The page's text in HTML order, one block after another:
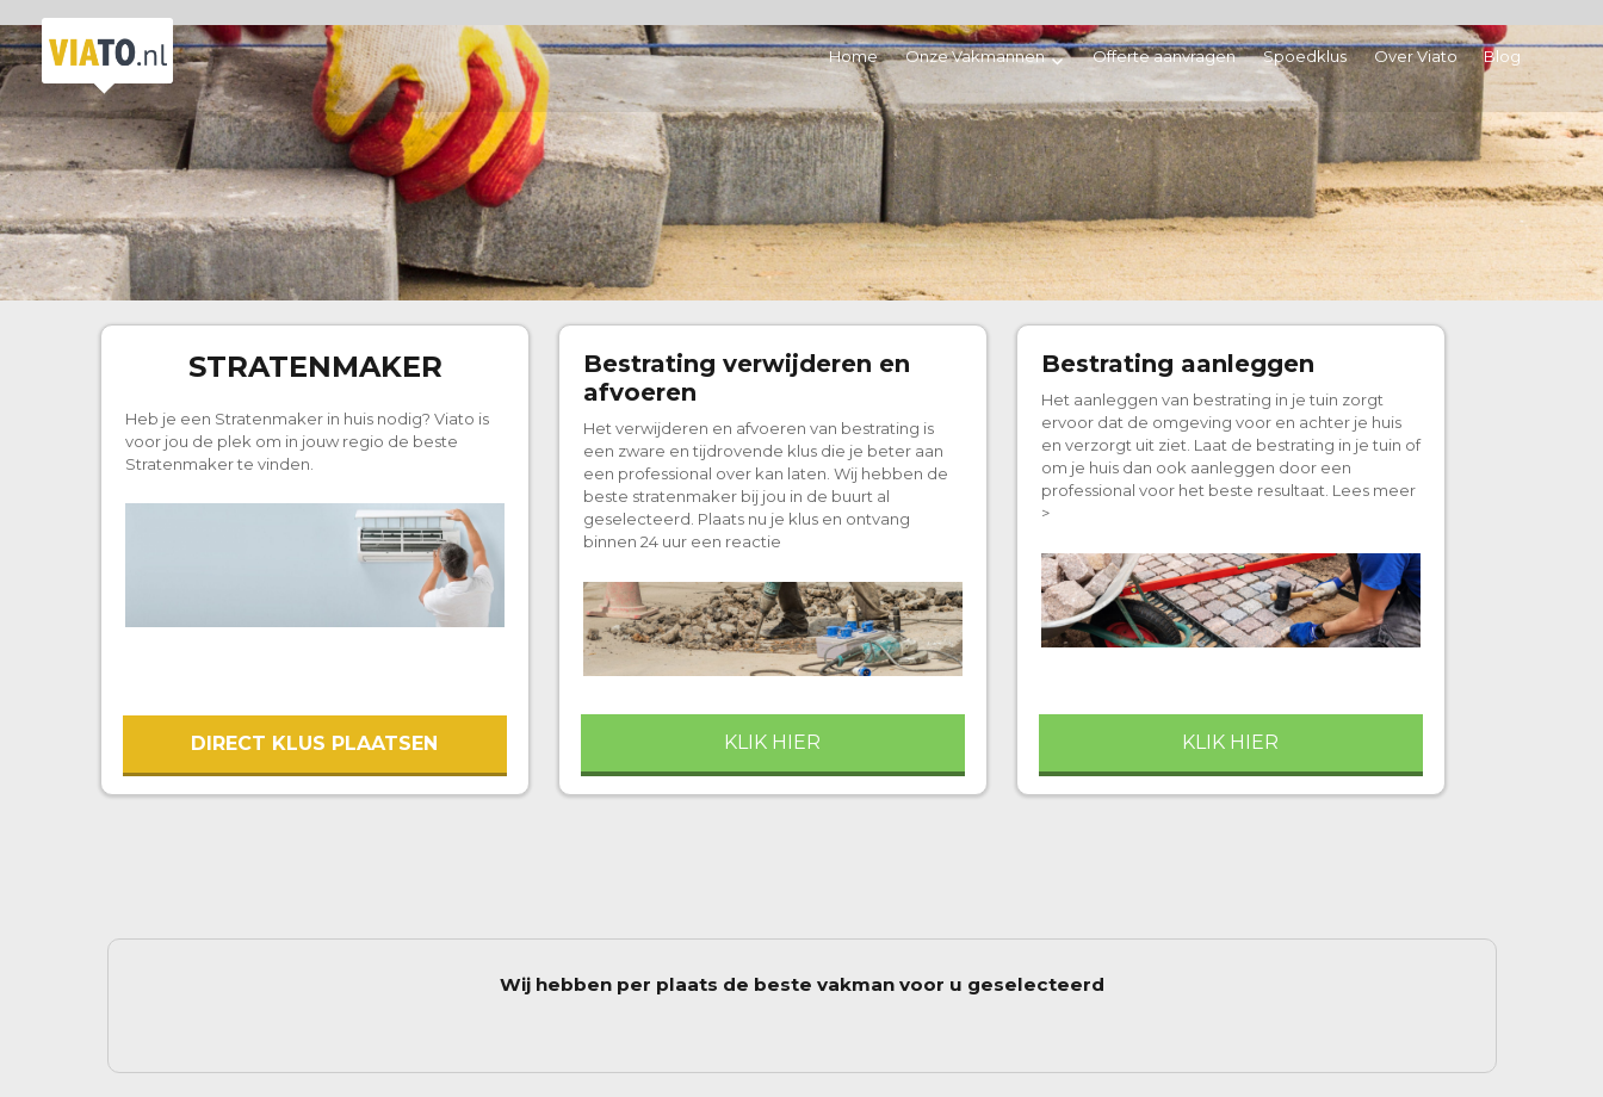
Home Onze Vakmannen Offerte aanvragen Spoedklus Over Viato Blog
STRATENMAKER
Heb je een Stratenmaker in huis nodig? Viato is
voor jou de plek om in jouw regio de beste
Stratenmaker te vinden.
DIRECT KLUS PLAATSEN
Bestrating verwijderen en
afvoeren
Het verwijderen en afvoeren van bestrating is
een zware en tijdrovende klus die je beter aan
een professional over kan laten. Wij hebben de
beste stratenmaker bij jou in de buurt al
geselecteerd. Plaats nu je klus en ontvang
binnen 24 uur een reactie
KLIK HIER
Bestrating aanleggen
Het aanleggen van bestrating in je tuin zorgt
ervoor dat de omgeving voor en achter je huis
en verzorgt uit ziet. Laat de bestrating in je tuin of
om je huis dan ook aanleggen door een
professional voor het beste resultaat. Lees meer
>
KLIK HIER
Wij hebben per plaats de beste vakman voor u geselecteerd